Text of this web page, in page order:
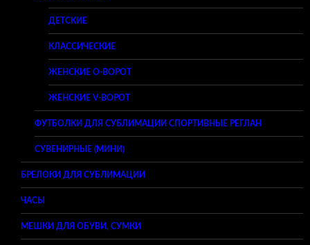
ДЕТСКИЕ
КЛАССИЧЕСКИЕ
ЖЕНСКИЕ O-ВОРОТ
ЖЕНСКИЕ V-ВОРОТ
ФУТБОЛКИ ДЛЯ СУБЛИМАЦИИ СПОРТИВНЫЕ РЕГЛАН
СУВЕНИРНЫЕ (МИНИ)
БРЕЛОКИ ДЛЯ СУБЛИМАЦИИ
ЧАСЫ
МЕШКИ ДЛЯ ОБУВИ, СУМКИ